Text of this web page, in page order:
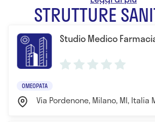
Nel 1992 consegue la
e Ginecologia.
A seguire Master e corsi
Omeopatia, Omotossicolologia e
Interno presso la Clinica Ostetrica e
dell’Università degli Studi di Milano,
Macedonio Melloni, cattedra prima
Crosignani poi di P. Capetta.
STRUTTURE
Studio Medico
OMEOPATA
Via Pordenone, Milano, MI, Italia